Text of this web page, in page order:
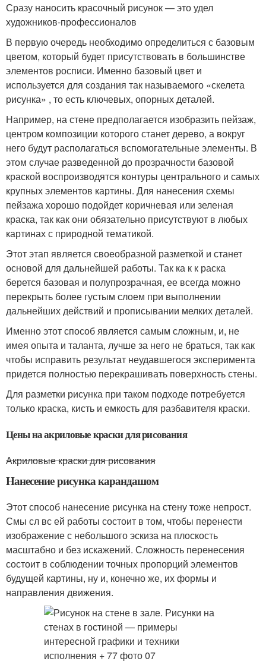
Сразу наносить красочный рисунок — это удел
художников-профессионалов
В первую очередь необходимо определиться с базовым
цветом, который будет присутствовать в большинстве
элементов росписи. Именно базовый цвет и
используется для создания так называемого «скелета
рисунка» , то есть ключевых, опорных деталей.
Например, на стене предполагается изобразить пейзаж,
центром композиции которого станет дерево, а вокруг
него будут располагаться вспомогательные элементы. В
этом случае разведенной до прозрачности базовой
краской воспроизводятся контуры центрального и самых
крупных элементов картины. Для нанесения схемы
пейзажа хорошо подойдет коричневая или зеленая
краска, так как они обязательно присутствуют в любых
картинах с природной тематикой.
Этот этап является своеобразной разметкой и станет
основой для дальнейшей работы. Так ка к к раска
берется базовая и полупрозрачная, ее всегда можно
перекрыть более густым слоем при выполнении
дальнейших действий и прописывании мелких деталей.
Именно этот способ является самым сложным, и, не
имея опыта и таланта, лучше за него не браться, так как
чтобы исправить результат неудавшегося эксперимента
придется полностью перекрашивать поверхность стены.
Для разметки рисунка при таком подходе потребуется
только краска, кисть и емкость для разбавителя краски.
Цены на акриловые краски для рисования
Акриловые краски для рисования
Нанесение рисунка карандашом
Этот способ нанесение рисунка на стену тоже непрост.
Смы сл вс ей работы состоит в том, чтобы перенести
изображение с небольшого эскиза на плоскость
масштабно и без искажений. Сложность перенесения
состоит в соблюдении точных пропорций элементов
будущей картины, ну и, конечно же, их формы и
направления движения.